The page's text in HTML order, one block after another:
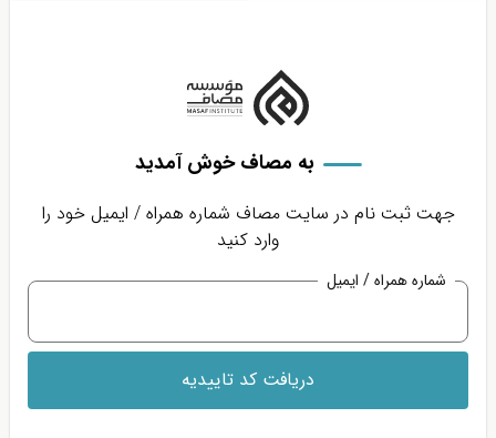
به مصاف خوش آمدید
جهت ثبت نام در سایت مصاف شماره همراه / ایمیل خود را
وارد کنید
شماره همراه / ایمیل
دریافت کد تاییدیه